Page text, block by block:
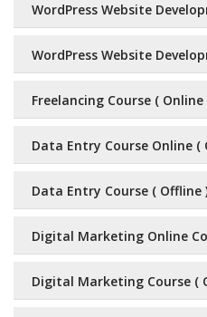
WordPress Website
WordPress Website
Freelancing Course ( Online
Data Entry Course Online (
Data Entry Course ( Offline
Digital Marketing Online
Digital Marketing Course (